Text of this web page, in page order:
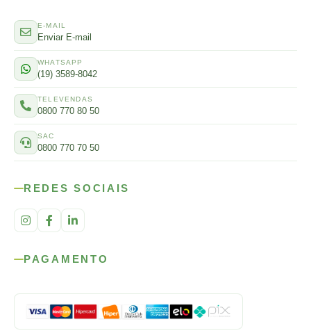
E-MAIL
Enviar E-mail
WHATSAPP
(19) 3589-8042
TELEVENDAS
0800 770 80 50
SAC
0800 770 70 50
REDES SOCIAIS
PAGAMENTO